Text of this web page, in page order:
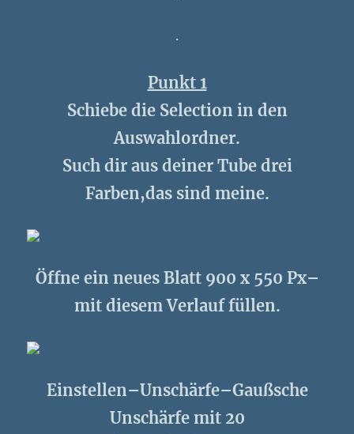
.
Punkt 1
Schiebe die Selection in den
Auswahlordner.
Such dir aus deiner Tube drei
Farben,das sind meine.
Öffne ein neues Blatt 900 x 550 Px–
mit diesem Verlauf füllen.
Einstellen–Unschärfe–Gaußsche
Unschärfe mit 20